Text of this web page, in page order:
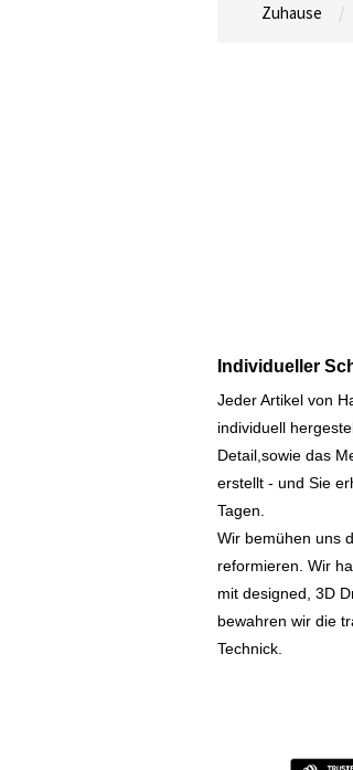
Zuhause
Individueller
Jeder Artikel von
individuell
Detail,sowie das
erstellt - und Sie
Tagen.
Wir bemühen uns
reformieren. Wir
mit designed, 3D
bewahren wir die
Technick.